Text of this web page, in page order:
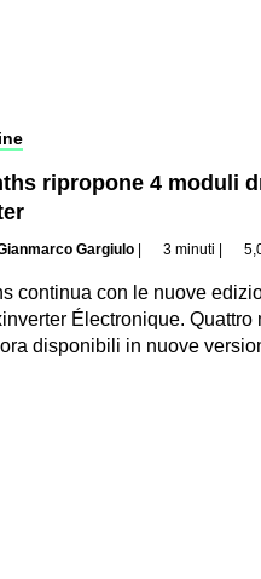
ripropone 4 moduli
Gargiulo | 3 minuti |
continua con le nuove
Électronique. Quattro
disponibili in nuove